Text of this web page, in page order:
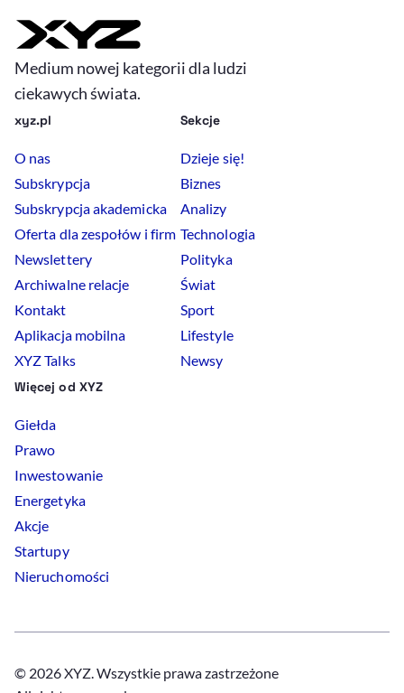
Medium nowej kategorii dla ludzi
ciekawych świata.
xyz.pl
O nas
Subskrypcja
Subskrypcja akademicka
Oferta dla zespołów i firm
Newslettery
Archiwalne relacje
Kontakt
Aplikacja mobilna
XYZ Talks
Sekcje
Dzieje się!
Biznes
Analizy
Technologia
Polityka
Świat
Sport
Lifestyle
Newsy
Więcej od XYZ
Giełda
Prawo
Inwestowanie
Energetyka
Akcje
Startupy
Nieruchomości
© 2026 XYZ. Wszystkie prawa zastrzeżone